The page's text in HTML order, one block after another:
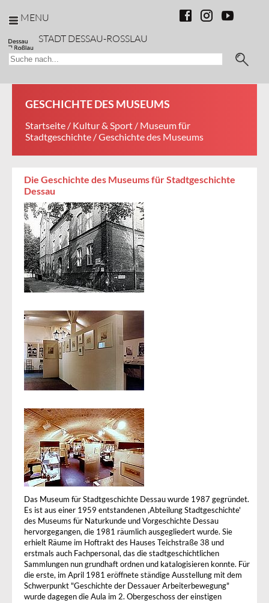
MENU
STADT DESSAU-ROSSLAU
GESCHICHTE DES MUSEUMS
Startseite / Kultur & Sport / Museum für
Stadtgeschichte / Geschichte des Museums
Die Geschichte des Museums für Stadtgeschichte
Dessau
Das Museum für Stadtgeschichte Dessau wurde 1987 gegründet.
Es ist aus einer 1959 entstandenen ,Abteilung Stadtgeschichte'
des Museums für Naturkunde und Vorgeschichte Dessau
hervorgegangen, die 1981 räumlich ausgegliedert wurde. Sie
erhielt Räume im Hoftrakt des Hauses Teichstraße 38 und
erstmals auch Fachpersonal, das die stadtgeschichtlichen
Sammlungen nun grundhaft ordnen und katalogisieren konnte. Für
die erste, im April 1981 eröffnete ständige Ausstellung mit dem
Schwerpunkt "Geschichte der Dessauer Arbeiterbewegung"
wurde dagegen die Aula im 2. Obergeschoss der einstigen